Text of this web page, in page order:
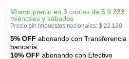
Mismo precio en 3 cuotas de $ 9.333
miércoles y sábados
Precio sin impuestos nacionales: $ 22.120
5% OFF abonando con Transferencia
bancaria
10% OFF abonando con Efectivo